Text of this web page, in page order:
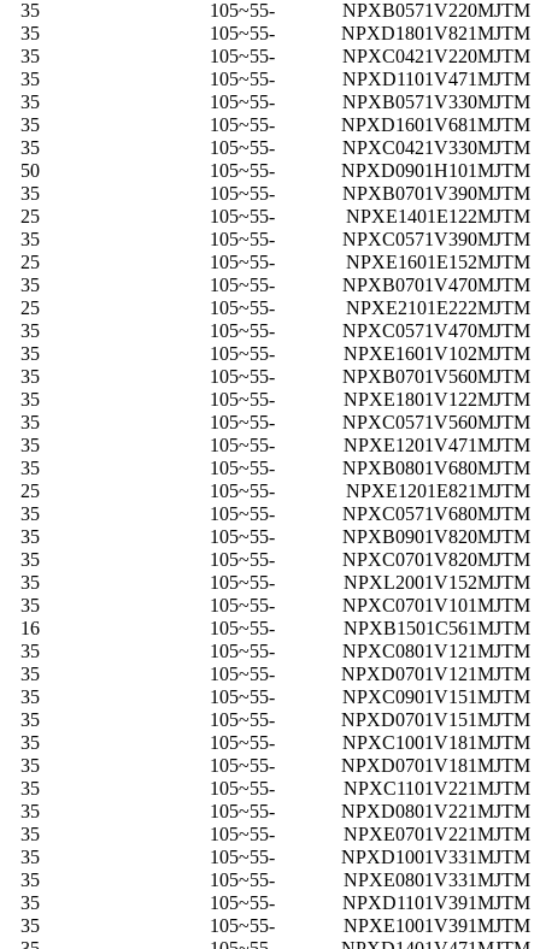
NPXB0571V220MJTM
-55~105
35
NPXD1801V821MJTM
-55~105
35
NPXC0421V220MJTM
-55~105
35
NPXD1101V471MJTM
-55~105
35
NPXB0571V330MJTM
-55~105
35
NPXD1601V681MJTM
-55~105
35
NPXC0421V330MJTM
-55~105
35
NPXD0901H101MJTM
-55~105
50
NPXB0701V390MJTM
-55~105
35
NPXE1401E122MJTM
-55~105
25
NPXC0571V390MJTM
-55~105
35
NPXE1601E152MJTM
-55~105
25
NPXB0701V470MJTM
-55~105
35
NPXE2101E222MJTM
-55~105
25
NPXC0571V470MJTM
-55~105
35
NPXE1601V102MJTM
-55~105
35
NPXB0701V560MJTM
-55~105
35
NPXE1801V122MJTM
-55~105
35
NPXC0571V560MJTM
-55~105
35
NPXE1201V471MJTM
-55~105
35
NPXB0801V680MJTM
-55~105
35
NPXE1201E821MJTM
-55~105
25
NPXC0571V680MJTM
-55~105
35
NPXB0901V820MJTM
-55~105
35
NPXC0701V820MJTM
-55~105
35
NPXL2001V152MJTM
-55~105
35
NPXC0701V101MJTM
-55~105
35
NPXB1501C561MJTM
-55~105
16
NPXC0801V121MJTM
-55~105
35
NPXD0701V121MJTM
-55~105
35
NPXC0901V151MJTM
-55~105
35
NPXD0701V151MJTM
-55~105
35
NPXC1001V181MJTM
-55~105
35
NPXD0701V181MJTM
-55~105
35
NPXC1101V221MJTM
-55~105
35
NPXD0801V221MJTM
-55~105
35
NPXE0701V221MJTM
-55~105
35
NPXD1001V331MJTM
-55~105
35
NPXE0801V331MJTM
-55~105
35
NPXD1101V391MJTM
-55~105
35
NPXE1001V391MJTM
-55~105
35